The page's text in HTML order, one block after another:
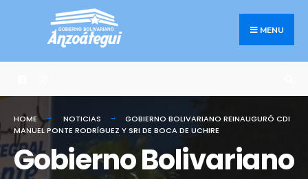
MENU
HOME NOTICIAS
GOBIERNO BOLIVARIANO REINAUGURÓ CDI
MANUEL PONTE RODRÍGUEZ Y SRI DE BOCA DE UCHIRE
Gobierno Bolivariano
Search